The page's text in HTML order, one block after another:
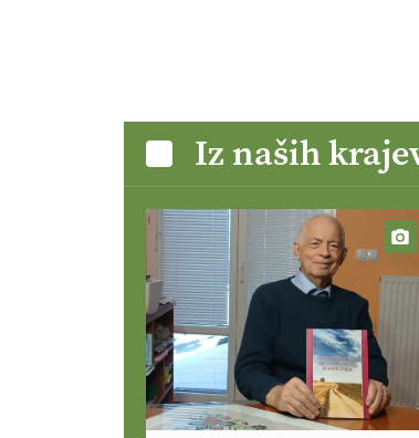
Iz naših